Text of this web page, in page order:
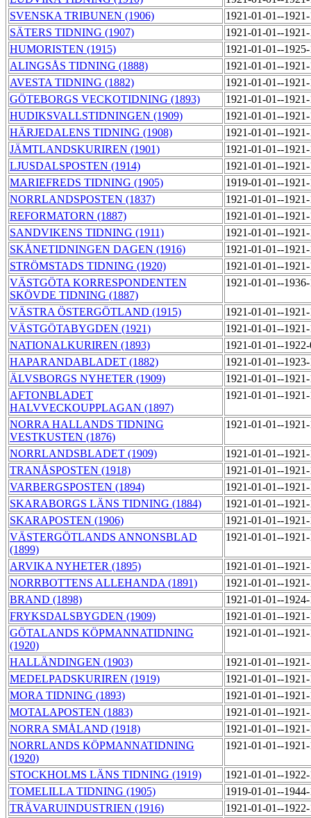
SVENSKA TRIBUNEN (1906)
1921-01-01--
SÄTERS TIDNING (1907)
1921-01-01--
HUMORISTEN (1915)
1921-01-01--
ALINGSÅS TIDNING (1888)
1921-01-01--
AVESTA TIDNING (1882)
1921-01-01--
GÖTEBORGS VECKOTIDNING (1893)
1921-01-01--
HUDIKSVALLSTIDNINGEN (1909)
1921-01-01--
HÄRJEDALENS TIDNING (1908)
1921-01-01--
JÄMTLANDSKURIREN (1901)
1921-01-01--
LJUSDALSPOSTEN (1914)
1921-01-01--
MARIEFREDS TIDNING (1905)
1919-01-01--
NORRLANDSPOSTEN (1837)
1921-01-01--
REFORMATORN (1887)
1921-01-01--
SANDVIKENS TIDNING (1911)
1921-01-01--
SKÅNETIDNINGEN DAGEN (1916)
1921-01-01--
STRÖMSTADS TIDNING (1920)
1921-01-01--
VÄSTGÖTA KORRESPONDENTEN
SKÖVDE TIDNING (1887)
1921-01-01--
VÄSTRA ÖSTERGÖTLAND (1915)
1921-01-01--
VÄSTGÖTABYGDEN (1921)
1921-01-01--
NATIONALKURIREN (1893)
1921-01-01--
HAPARANDABLADET (1882)
1921-01-01--
ÄLVSBORGS NYHETER (1909)
1921-01-01--
AFTONBLADET
HALVVECKOUPPLAGAN (1897)
1921-01-01--
NORRA HALLANDS TIDNING
VESTKUSTEN (1876)
1921-01-01--
NORRLANDSBLADET (1909)
1921-01-01--
TRANÅSPOSTEN (1918)
1921-01-01--
VARBERGSPOSTEN (1894)
1921-01-01--
SKARABORGS LÄNS TIDNING (1884)
1921-01-01--
SKARAPOSTEN (1906)
1921-01-01--
VÄSTERGÖTLANDS ANNONSBLAD
(1899)
1921-01-01--
ARVIKA NYHETER (1895)
1921-01-01--
NORRBOTTENS ALLEHANDA (1891)
1921-01-01--
BRAND (1898)
1921-01-01--
FRYKSDALSBYGDEN (1909)
1921-01-01--
GÖTALANDS KÖPMANNATIDNING
(1920)
1921-01-01--
HALLÄNDINGEN (1903)
1921-01-01--
MEDELPADSKURIREN (1919)
1921-01-01--
MORA TIDNING (1893)
1921-01-01--
MOTALAPOSTEN (1883)
1921-01-01--
NORRA SMÅLAND (1918)
1921-01-01--
NORRLANDS KÖPMANNATIDNING
(1920)
1921-01-01--
STOCKHOLMS LÄNS TIDNING (1919)
1921-01-01--
TOMELILLA TIDNING (1905)
1919-01-01--
TRÄVARUINDUSTRIEN (1916)
1921-01-01--